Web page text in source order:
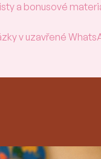
a bonusové
v uzavřené